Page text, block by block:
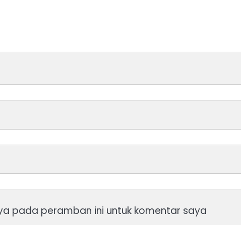
pada peramban ini untuk komentar saya